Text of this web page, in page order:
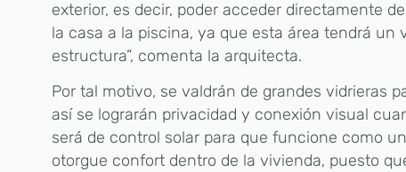
exterior, es decir, poder acceder directamente
la casa a la piscina, ya que esta área tendrá un
estructura”, comenta la arquitecta.
Por tal motivo, se valdrán de grandes vidrieras
así se lograrán privacidad y conexión visual
será de control solar para que funcione como
otorgue confort dentro de la vivienda, puesto